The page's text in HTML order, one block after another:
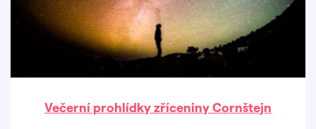
Večerní prohlídky zříceniny Cornštejn